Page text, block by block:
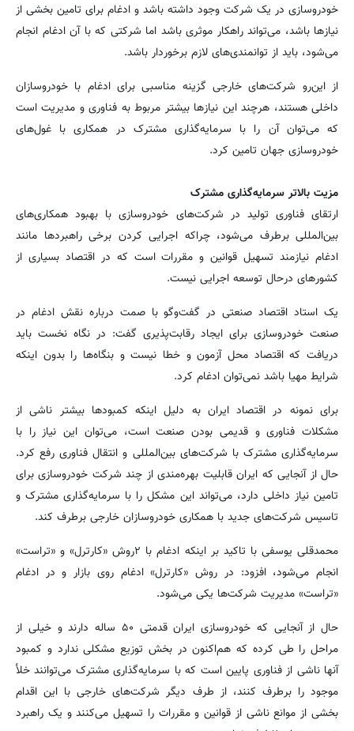
خودروسازی در یک شرکت وجود داشته باشد و ادغام برای تامین بخشی از
نیازها باشد، می‌تواند راهکار موثری باشد اما شرکتی که با آن ادغام انجام
می‌شود، باید از توانمندی‌های لازم برخوردار باشد.
از این‌رو شرکت‌های خارجی گزینه مناسبی برای ادغام با خودروسازان
داخلی هستند، هرچند این نیازها بیشتر مربوط به فناوری و مدیریت است
که می‌توان آن را با سرمایه‌گذاری مشترک در همکاری با غول‌های
خودروسازی جهان تامین کرد.
مزیت بالاتر سرمایه‌گذاری مشترک
ارتقای فناوری تولید در شرکت‌های خودروسازی با بهبود همکاری‌های
بین‌المللی برطرف می‌شود، چراکه اجرایی کردن برخی راهبردها مانند
ادغام نیازمند تسهیل قوانین و مقررات است که در اقتصاد بسیاری از
کشورهای درحال توسعه اجرایی نیست.
یک استاد اقتصاد صنعتی در گفت‌وگو با صمت درباره نقش ادغام در
صنعت خودروسازی برای ایجاد رقابت‌پذیری گفت: در نگاه نخست باید
دریافت که اقتصاد محل آزمون و خطا نیست و بنگاه‌ها را بدون اینکه
شرایط مهیا باشد نمی‌توان ادغام کرد.
برای نمونه در اقتصاد ایران به دلیل اینکه کمبودها بیشتر ناشی از
مشکلات فناوری و قدیمی بودن صنعت است، می‌توان این نیاز را با
سرمایه‌گذاری مشترک با شرکت‌های بین‌المللی و انتقال فناوری رفع کرد.
حال از آنجایی که ایران قابلیت بهره‌مندی از چند شرکت خودروسازی برای
تامین نیاز داخلی دارد، می‌تواند این مشکل را با سرمایه‌گذاری مشترک و
تاسیس شرکت‌های جدید با همکاری خودروسازان خارجی برطرف کند.
محمدقلی یوسفی با تاکید بر اینکه ادغام با ۲روش «کارترل» و «تراست»
انجام می‌شود، افزود: در روش «کارترل» ادغام روی بازار و در ادغام
«تراست» مدیریت شرکت‌ها یکی می‌شود.
حال از آنجایی که خودروسازی ایران قدمتی ۵۰ ساله دارند و خیلی از
مراحل را طی کرده که هم‌اکنون در بخش توزیع مشکلی ندارد و کمبود
آنها ناشی از فناوری پایین است که با سرمایه‌گذاری مشترک می‌توانند خلأ
موجود را برطرف کنند، از طرف دیگر شرکت‌های خارجی با این اقدام
بخشی از موانع ناشی از قوانین و مقررات را تسهیل می‌کنند و یک راهبرد